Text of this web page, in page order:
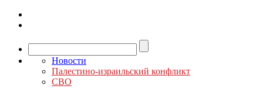
Новости
Палестино-израильский конфликт
СВО